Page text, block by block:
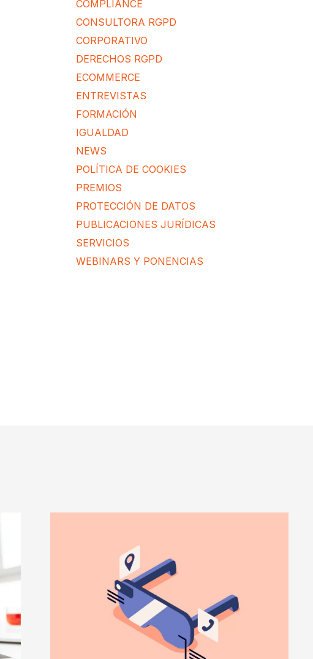
COMPLIANCE
CONSULTORA RGPD
CORPORATIVO
DERECHOS RGPD
ECOMMERCE
ENTREVISTAS
FORMACIÓN
IGUALDAD
NEWS
POLÍTICA DE COOKIES
PREMIOS
PROTECCIÓN DE DATOS
PUBLICACIONES JURÍDICAS
SERVICIOS
WEBINARS Y PONENCIAS